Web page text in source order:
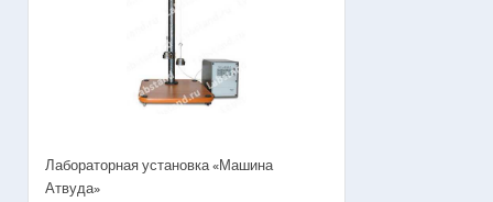
Лабораторная установка «Машина
Атвуда»